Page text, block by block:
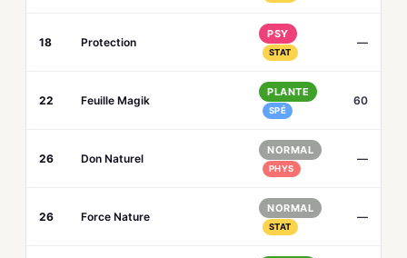
18 Protection
PSY
STAT
—
22 Feuille Magik
PLANTE
SPÉ
60
26 Don Naturel
NORMAL
PHYS
—
26 Force Nature
NORMAL
STAT
—